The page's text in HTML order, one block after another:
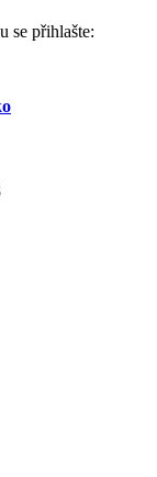
se přihlašte: